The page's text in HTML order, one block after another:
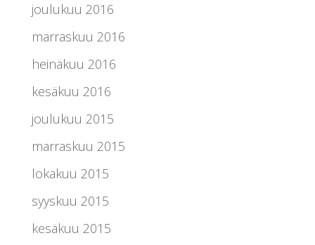
joulukuu 2016
marraskuu 2016
heinäkuu 2016
kesäkuu 2016
joulukuu 2015
marraskuu 2015
lokakuu 2015
syyskuu 2015
kesäkuu 2015